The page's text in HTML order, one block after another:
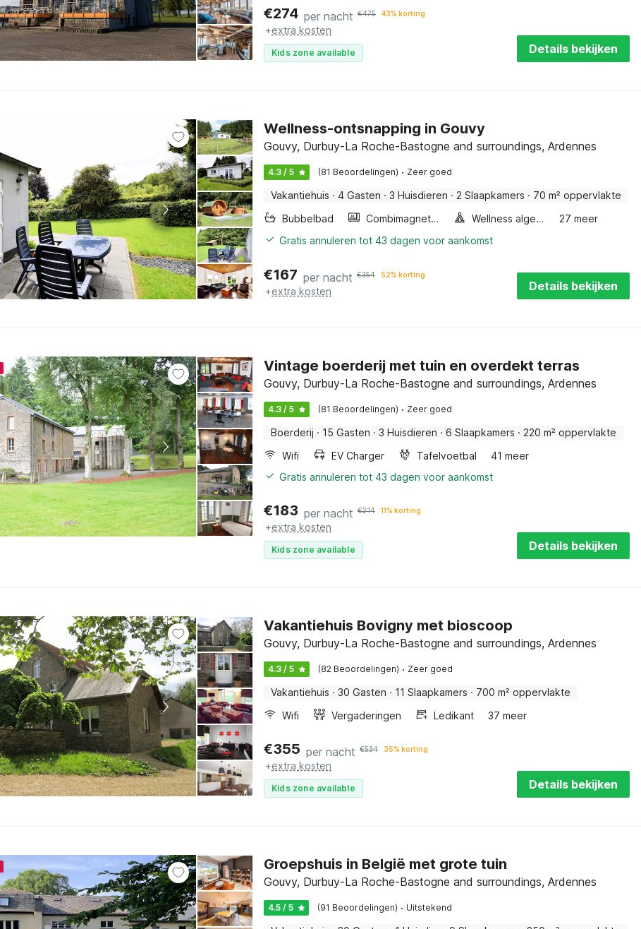
€274 per nacht €475 43% korting
+extra kosten
Kids zone available Details bekijken
Wellness-ontsnapping in Gouvy
Gouvy, Durbuy-La Roche-Bastogne and surroundings, Ardennes
4.3 / 5 (81 Beoordelingen) · Zeer goed
Vakantiehuis · 4 Gasten · 3 Huisdieren · 2 Slaapkamers · 70 m² oppervlakte
Bubbelbad
Combimagnetron Wellness algemeen
27 meer
Gratis annuleren tot 43 dagen voor aankomst
€167 per nacht €354 52% korting
+extra kosten Details bekijken
Vintage boerderij met tuin en overdekt terras
Gouvy, Durbuy-La Roche-Bastogne and surroundings, Ardennes
4.3 / 5 (81 Beoordelingen) · Zeer goed
Boerderij · 15 Gasten · 3 Huisdieren · 6 Slaapkamers · 220 m² oppervlakte
Wifi
EV Charger Tafelvoetbal
41 meer
Gratis annuleren tot 43 dagen voor aankomst
€183 per nacht €214 11% korting
+extra kosten
Kids zone available Details bekijken
Vakantiehuis Bovigny met bioscoop
Gouvy, Durbuy-La Roche-Bastogne and surroundings, Ardennes
4.3 / 5 (82 Beoordelingen) · Zeer goed
Vakantiehuis · 30 Gasten · 11 Slaapkamers · 700 m² oppervlakte
Wifi
Vergaderingen Ledikant 37 meer
€355 per nacht €534 35% korting
+extra kosten
Kids zone available Details bekijken
Groepshuis in België met grote tuin
Gouvy, Durbuy-La Roche-Bastogne and surroundings, Ardennes
4.5 / 5 (91 Beoordelingen) · Uitstekend